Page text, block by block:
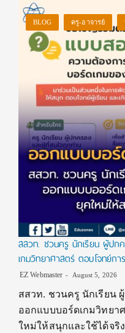
BLOG ครู-อาจารย์
สสวท. ชวนครู นักเรียน ผู้ปก
เกมวิทยาศาสตร์ ตอบโจทย์กา
EZ Webmaster August 5, 2026
สสวท. ชวนครู นักเรียน
ออกแบบบอร์ดเกมวิทยา
ใหม่ให้สนุกและใ